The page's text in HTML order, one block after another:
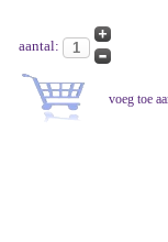
aantal: